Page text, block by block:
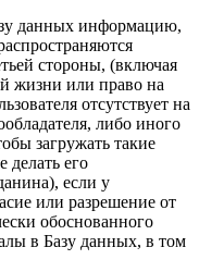
данных информацию,
стороны, (включая
жизни или право на
отсутствует на
либо иного
загружать такие
делать его
если у
или разрешение от
обоснованного
в Базу данных, в том